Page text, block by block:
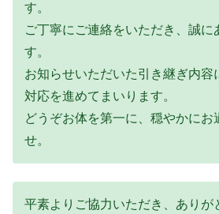
す。
ご丁寧にご連絡をいただき、誠に
す。
お知らせいただいた引き継ぎ内容
対応を進めてまいります。
どうぞお体を第一に、穏やかにお
せ。
平素よりご協力いただき、ありが